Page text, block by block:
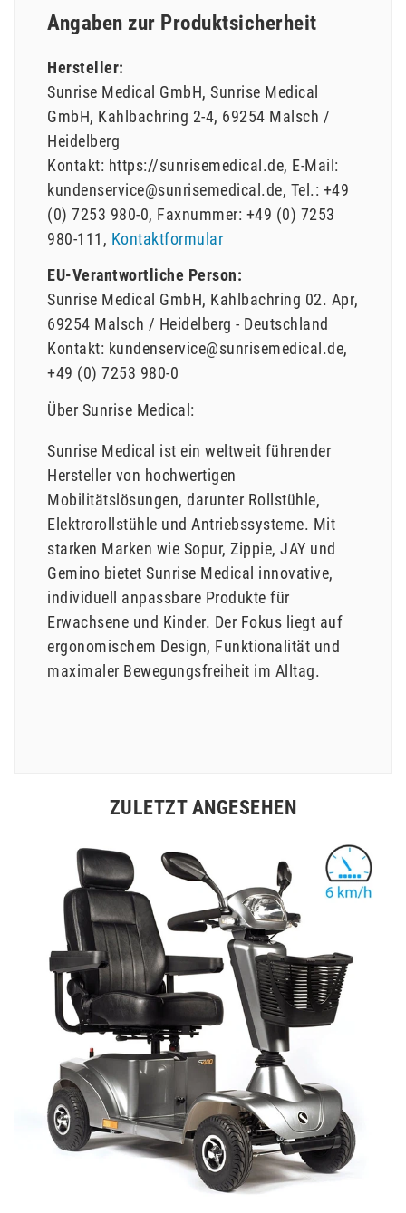
Angaben zur Produktsicherheit
Hersteller:
Sunrise Medical GmbH Sunrise Medical
GmbH Kahlbachring 2-4 69254 Malsch /
Heidelberg
Kontakt: https://sunrisemedical.de E-Mail:
kundenservice@sunrisemedical.de Tel.: +49
(0) 7253 980-0 Faxnummer: +49 (0) 7253
980-111
Kontaktformular
EU-Verantwortliche Person:
Sunrise Medical GmbH Kahlbachring 02. Apr
69254 Malsch / Heidelberg
Deutschland
Kontakt: kundenservice@sunrisemedical.de
+49 (0) 7253 980-0
Über Sunrise Medical:
Sunrise Medical ist ein weltweit führender
Hersteller von hochwertigen
Mobilitätslösungen, darunter Rollstühle,
Elektrorollstühle und Antriebssysteme. Mit
starken Marken wie Sopur, Zippie, JAY und
Gemino bietet Sunrise Medical innovative,
individuell anpassbare Produkte für
Erwachsene und Kinder. Der Fokus liegt auf
ergonomischem Design, Funktionalität und
maximaler Bewegungsfreiheit im Alltag.
ZULETZT ANGESEHEN